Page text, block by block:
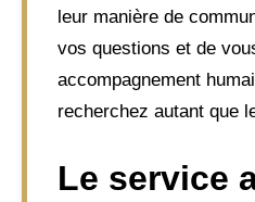
leur manière de
vos questions et de
accompagnement
recherchez autant que
Le service